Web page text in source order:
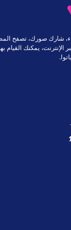
شارك صورك، تصفح
الإنترنت، يمكنك